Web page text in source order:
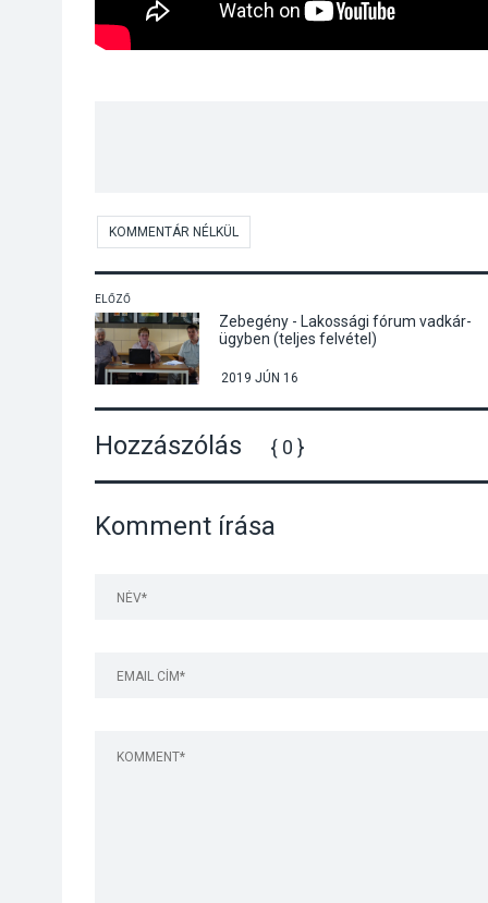
KOMMENTÁR NÉLKÜL
ELŐZŐ
Zebegény - Lakossági fórum vadkár-
ügyben (teljes felvétel)
2019 JÚN 16
Hozzászólás { 0 }
Komment írása